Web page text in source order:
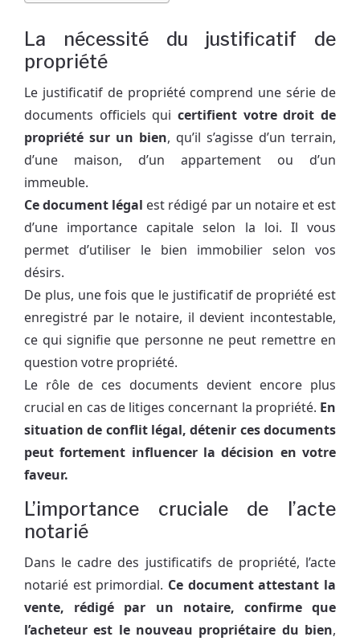
La nécessité du justificatif de
propriété
Le justificatif de propriété comprend une série de
documents officiels qui certifient votre droit de
propriété sur un bien, qu’il s’agisse d’un terrain,
d’une maison, d’un appartement ou d’un
immeuble.
Ce document légal est rédigé par un notaire et est
d’une importance capitale selon la loi. Il vous
permet d’utiliser le bien immobilier selon vos
désirs.
De plus, une fois que le justificatif de propriété est
enregistré par le notaire, il devient incontestable,
ce qui signifie que personne ne peut remettre en
question votre propriété.
Le rôle de ces documents devient encore plus
crucial en cas de litiges concernant la propriété. En
situation de conflit légal, détenir ces documents
peut fortement influencer la décision en votre
faveur.
L’importance cruciale de l’acte
notarié
Dans le cadre des justificatifs de propriété, l’acte
notarié est primordial. Ce document attestant la
vente, rédigé par un notaire, confirme que
l’acheteur est le nouveau propriétaire du bien,